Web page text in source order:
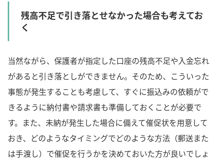
残高不足で引き落とせなかった場合も考えてお
く
当然ながら、保護者が指定した口座の残高不足や入金忘れ
があると引き落としができません。そのため、こういった
事態が発生することも考慮して、すぐに振込みの依頼がで
きるように納付書や請求書も準備しておくことが必要で
す。また、未納が発生した場合に備えて催促状を用意して
おき、どのようなタイミングでどのような方法（郵送また
は手渡し）で催促を行うかを決めておいた方が良いでしょ